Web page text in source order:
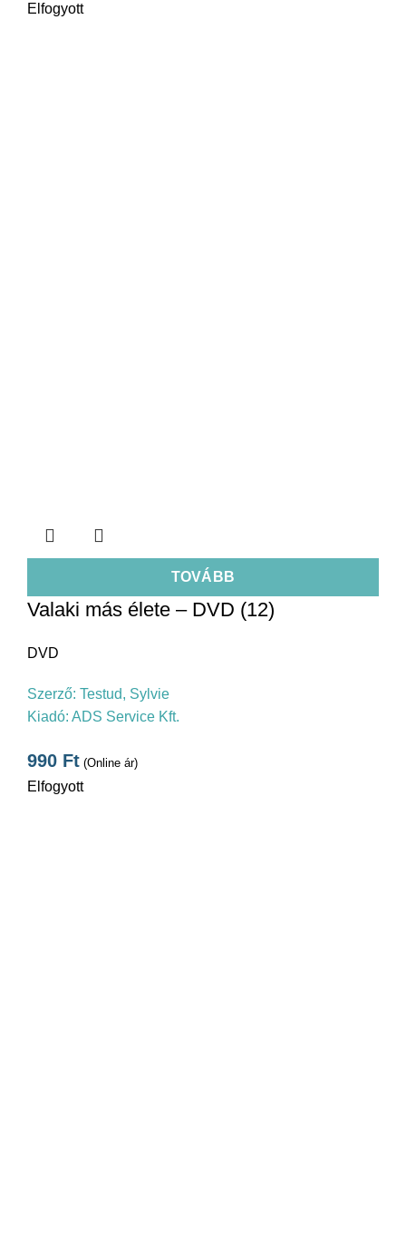
Elfogyott
TOVÁBB
Valaki más élete – DVD (12)
DVD
Szerző: Testud, Sylvie
Kiadó: ADS Service Kft.
990 Ft (Online ár)
Elfogyott